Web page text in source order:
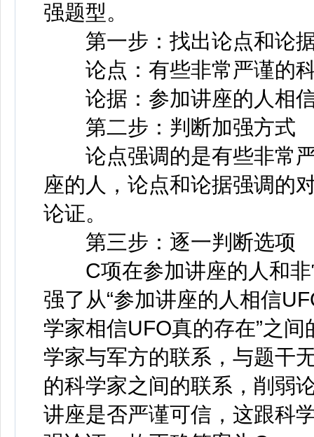
强题型。
第一步：找出论点和论
论点：有些非常严谨的科
论据：参加讲座的人相信
第二步：判断加强方式
论点强调的是有些非常严
座的人，论点和论据强调的
论证。
第三步：逐一判断选项
C项在参加讲座的人和非
强了从“参加讲座的人相信
学家相信UFO真的存在”之
学家与军方的联系，与题干
的科学家之间的联系，削弱
讲座是否严谨可信，这跟科